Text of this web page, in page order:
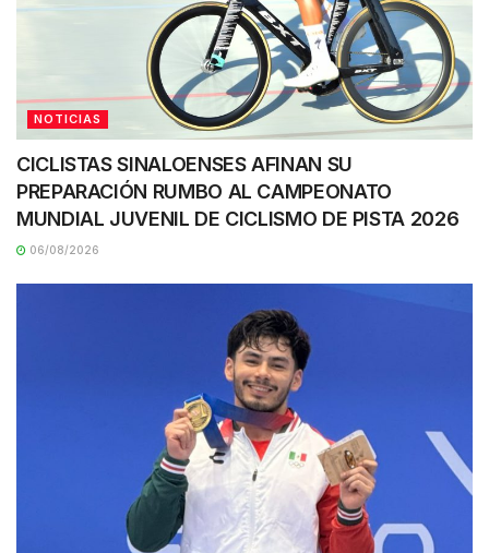
NOTICIAS
CICLISTAS SINALOENSES AFINAN SU
PREPARACIÓN RUMBO AL CAMPEONATO
MUNDIAL JUVENIL DE CICLISMO DE PISTA 2026
06/08/2026